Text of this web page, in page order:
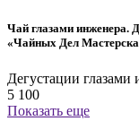
Чай глазами инженера.
«Чайных Дел
Дегустации
5 100
Показать еще